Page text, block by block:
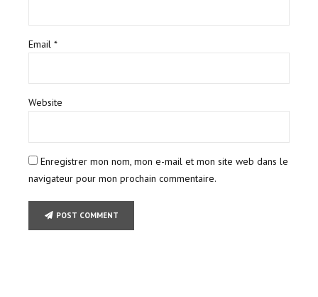
Email *
Website
Enregistrer mon nom, mon e-mail et mon site web dans le
navigateur pour mon prochain commentaire.
POST COMMENT